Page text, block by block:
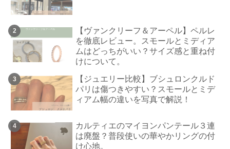
【ヴァンクリーフ＆アーペル】ペルレ
を徹底レビュー。スモールとミディア
ムはどっちがいい？サイズ感と重ね付
けについて。
【ジュエリー比較】ブシュロンクルド
パリは傷つきやすい？スモールとミデ
ィアム幅の違いを写真で解説！
カルティエのマイヨンパンテール３連
は廃盤？普段使いの華やかリングの付
け心地。